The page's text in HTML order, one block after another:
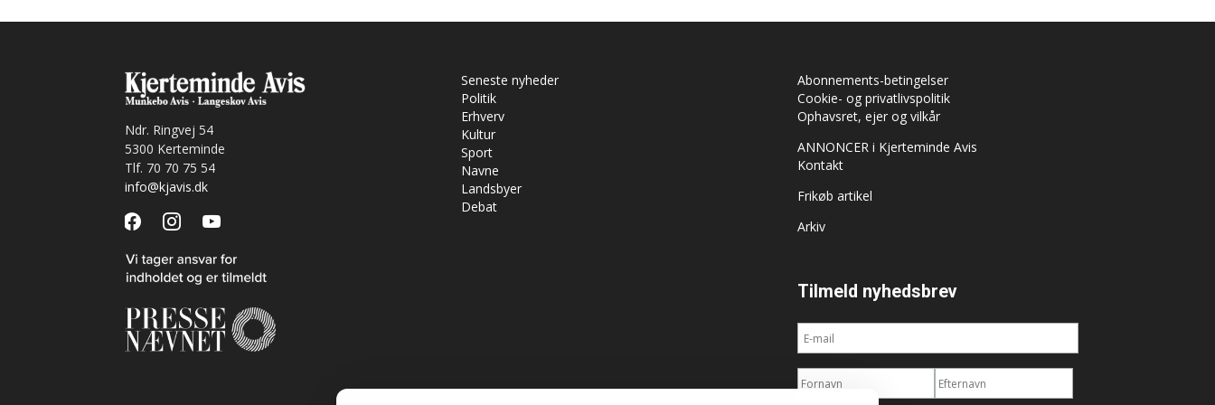
Ndr. Ringvej 54
5300 Kerteminde
Tlf. 70 70 75 54
info@kjavis.dk
facebookinstagramyoutube
Seneste nyheder
Politik
Erhverv
Kultur
Sport
Navne
Landsbyer
Debat
Abonnements-betingelser
Cookie- og privatlivspolitik
Ophavsret, ejer og vilkår
ANNONCER i Kjerteminde Avis
Kontakt
Frikøb artikel
Arkiv
Tilmeld nyhedsbrev